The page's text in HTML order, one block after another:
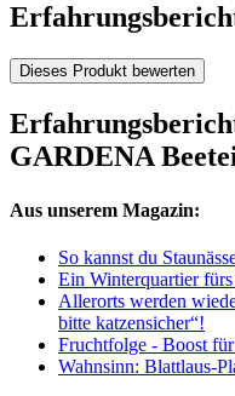
Dieses Produkt bewerten
GARDENA
Aus unserem Magazin:
So kannst du
Ein Winterquartier
Allerorts werden
bitte katzensicher“!
Fruchtfolge - Boost
Wahnsinn: Blattlaus-